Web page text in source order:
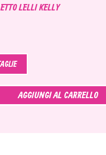
LELLI KELLY
AGGIUNGI AL CARRELLO